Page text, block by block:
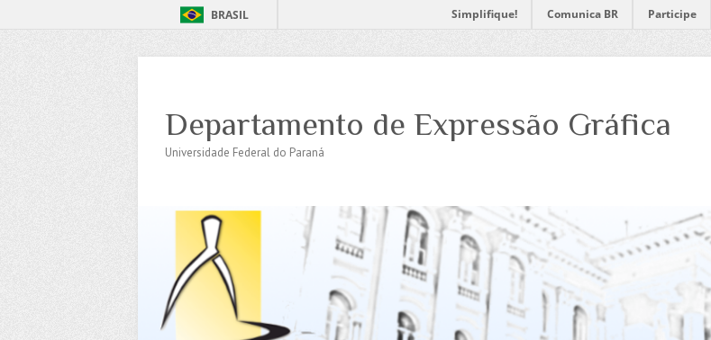
BRASIL Simplifique! Comunica BR Participe
Departamento de Expressão Gráfica
Universidade Federal do Paraná